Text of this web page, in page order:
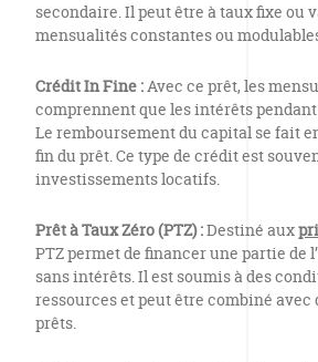
secondaire. Il peut être à taux fixe ou
mensualités constantes ou
Crédit In Fine :Avec ce prêt, les
comprennent que les intérêts
Le remboursement du capital se fait
fin du prêt. Ce type de crédit est
investissements locatifs.
Prêt à Taux Zéro (PTZ) :Destiné aux
PTZ permet de financer une partie de
sans intérêts. Il est soumis à des
ressources et peut être combiné avec
prêts.